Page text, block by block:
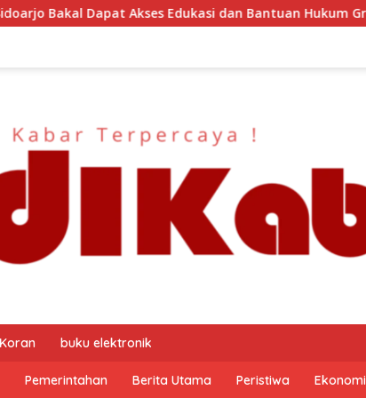
dan Bantuan Hukum Gratis? Ini Hasil Audiensinya
buku elektronik
Pemerintahan Berita Utama Peristiwa Ekonomi